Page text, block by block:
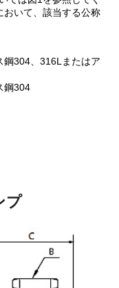
おいて、該当する公称
鋼304、316Lまたはア
鋼304
プ